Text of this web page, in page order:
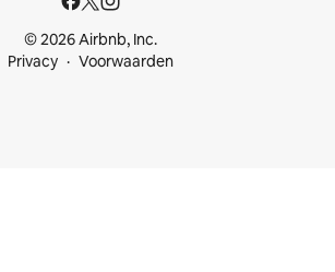
© 2026 Airbnb, Inc.
Privacy
Voorwaarden